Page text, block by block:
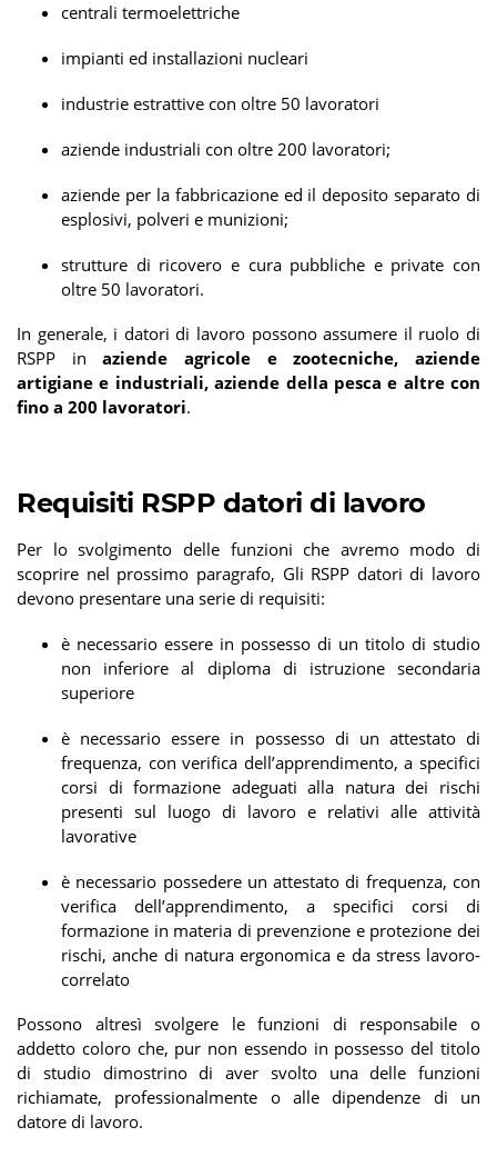
centrali termoelettriche
impianti ed installazioni nucleari
industrie estrattive con oltre 50 lavoratori
aziende industriali con oltre 200 lavoratori;
aziende per la fabbricazione ed il deposito separato di
esplosivi, polveri e munizioni;
strutture di ricovero e cura pubbliche e private con
oltre 50 lavoratori.
In generale, i datori di lavoro possono assumere il ruolo di
RSPP inaziende agricole e zootecniche, aziende
artigiane e industriali, aziende della pesca e altre con
fino a 200 lavoratori.
Requisiti RSPP datori di lavoro
Per lo svolgimento delle funzioni che avremo modo di
scoprire nel prossimo paragrafo, Gli RSPP datori di lavoro
devono presentare una serie di requisiti:
è necessario essere in possesso di un titolo di studio
non inferiore al diploma di istruzione secondaria
superiore
è necessario essere in possesso di un attestato di
frequenza, con verifica dell’apprendimento, a specifici
corsi di formazione adeguati alla natura dei rischi
presenti sul luogo di lavoro e relativi alle attività
lavorative
è necessario possedere un attestato di frequenza, con
verifica dell’apprendimento, a specifici corsi di
formazione in materia di prevenzione e protezione dei
rischi, anche di natura ergonomica e da stress lavoro-
correlato
Possono altresì svolgere le funzioni di responsabile o
addetto coloro che, pur non essendo in possesso del titolo
di studio dimostrino di aver svolto una delle funzioni
richiamate, professionalmente o alle dipendenze di un
datore di lavoro.